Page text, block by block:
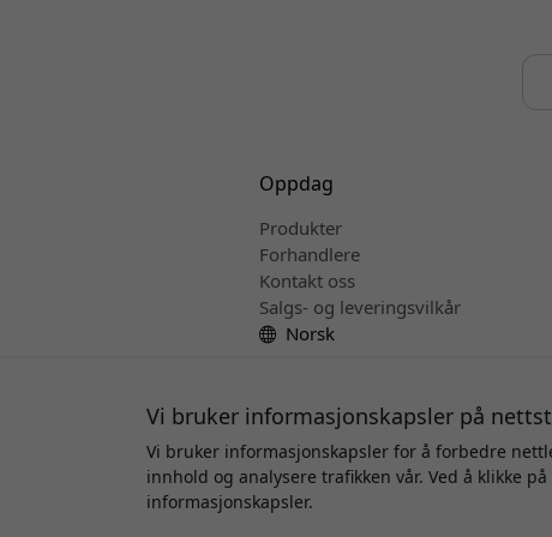
Oppdag
Produkter
Forhandlere
Kontakt oss
Salgs- og leveringsvilkår
Norsk
Vi bruker informasjonskapsler på
Vi bruker informasjonskapsler for å forbedre
innhold og analysere trafikken vår. Ved å klikke
informasjonskapsler.